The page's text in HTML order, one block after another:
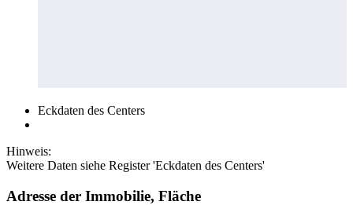
Eckdaten des Centers
Hinweis:
Weitere Daten siehe Register 'Eckdaten des Centers'
Adresse der Immobilie, Fläche